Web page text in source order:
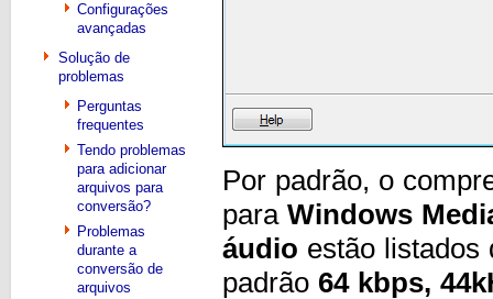
Configurações
avançadas
Solução de
problemas
Perguntas
frequentes
Tendo problemas
para adicionar
arquivos para
conversão?
Problemas
durante a
conversão de
arquivos
Por padrão, o
para Windows
áudio estão listados
padrão 64 kbps,